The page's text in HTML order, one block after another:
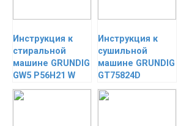
Инструкция к
стиральной
машине GRUNDIG
GW5 P56H21 W
Инструкция к
сушильной
машине GRUNDIG
GT75824D